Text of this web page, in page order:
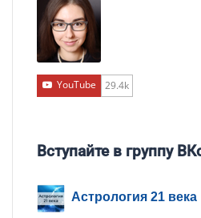
YouTube 29.4k
Вступайте в группу
Астрология 21 века